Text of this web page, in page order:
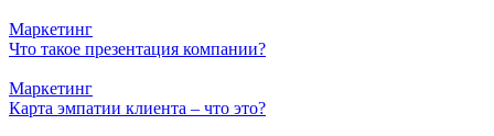
Маркетинг
Что такое презентация компании?
Маркетинг
Карта эмпатии клиента – что это?